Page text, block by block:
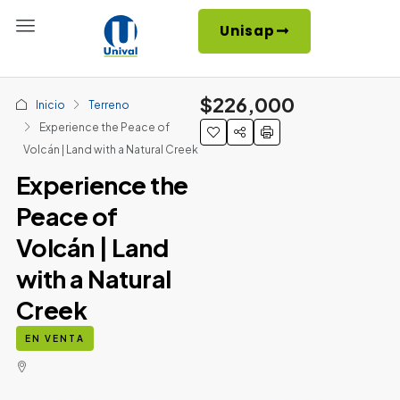
Unisap
Inicio
Terreno
Experience the Peace of
Volcán | Land with a Natural Creek
Experience the
Peace of
Volcán | Land
with a Natural
Creek
EN VENTA
$226,000